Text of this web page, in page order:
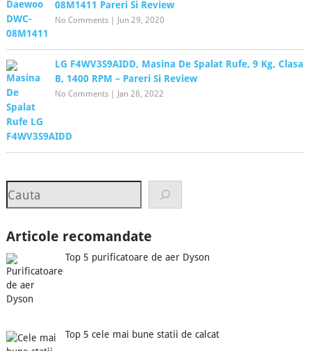
08M1411 Pareri Si Review
No Comments| Jun 29, 2020
LG F4WV3S9AIDD, Masina De Spalat Rufe, 9 Kg, Clasa
B, 1400 RPM – Pareri Si Review
No Comments| Jan 28, 2022
Search
Articole recomandate
Top 5 purificatoare de aer Dyson
Top 5 cele mai bune statii de calcat